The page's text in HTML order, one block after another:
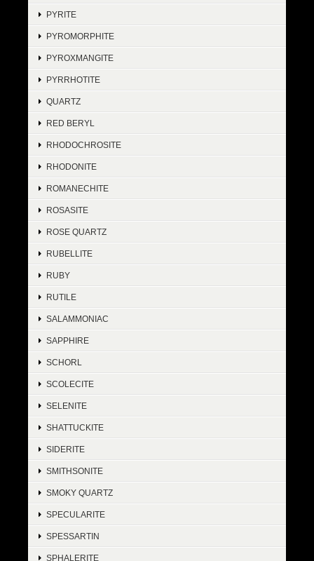
PYRITE
PYROMORPHITE
PYROXMANGITE
PYRRHOTITE
QUARTZ
RED BERYL
RHODOCHROSITE
RHODONITE
ROMANECHITE
ROSASITE
ROSE QUARTZ
RUBELLITE
RUBY
RUTILE
SALAMMONIAC
SAPPHIRE
SCHORL
SCOLECITE
SELENITE
SHATTUCKITE
SIDERITE
SMITHSONITE
SMOKY QUARTZ
SPECULARITE
SPESSARTIN
SPHALERITE